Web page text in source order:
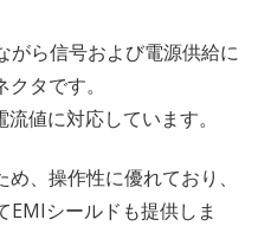
がら信号および電源供給に
タです。
値に対応しています。
、操作性に優れており、
EMIシールドも提供しま